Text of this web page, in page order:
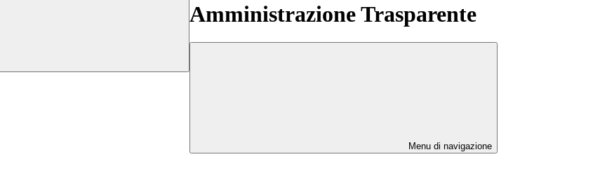
Amministrazione Trasparente
Menu di navigazione